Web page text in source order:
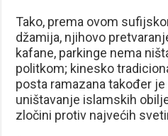
Tako, prema ovom
džamija, njihovo
kafane, parkinge nema
politkom; kinesko
posta ramazana također
uništavanje islamskih
zločini protiv najvećih